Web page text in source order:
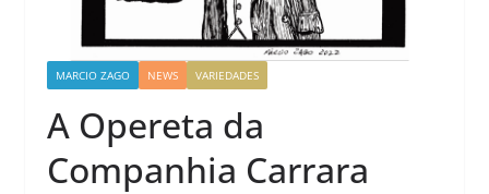
MARCIO ZAGO NEWS VARIEDADES
A Opereta da
Companhia Carrara